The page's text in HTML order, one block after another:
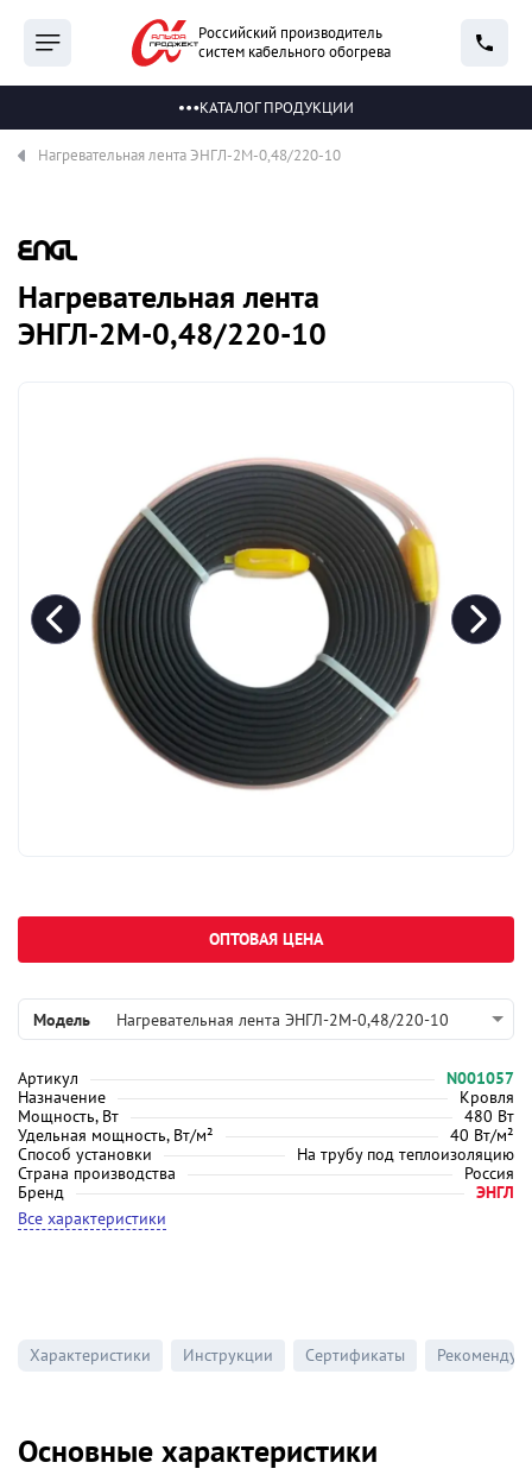
Российский производитель
систем кабельного обогрева
КАТАЛОГ ПРОДУКЦИИ
Нагревательная лента ЭНГЛ-2М-0,48/220-10
Нагревательная лента
ЭНГЛ-2М-0,48/220-10
Модель Нагревательная лента ЭНГЛ-2М-0,48/220-10
Артикул
N001057
Назначение
Кровля
Мощность, Вт
480 Вт
Удельная мощность, Вт/м²
40 Вт/м²
Способ установки
На трубу под теплоизоляцию
Страна производства
Россия
Бренд
ЭНГЛ
Все характеристики
ОПТОВАЯ ЦЕНА
Характеристики Инструкции Сертификаты
Основные характеристики